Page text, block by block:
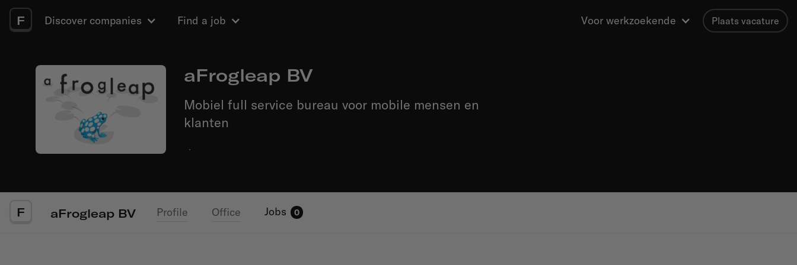
F Discover companies Find a job Voor werkzoekende Plaats vacature
aFrogleap BV
Mobiel full service bureau voor mobile mensen en
klanten
·
F aFrogleap BV Profile Office Jobs 0